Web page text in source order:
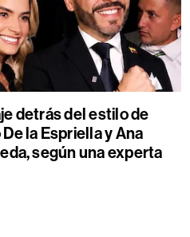
detrás del estilo de
la Espriella y Ana
según una experta